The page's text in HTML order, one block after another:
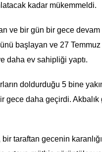
kadar mükemmeldi.
ve bir gün bir gece devam
başlayan ve 27
daha ev sahipliği yaptı.
doldurduğu 5 bine
gece daha geçirdi. Akbalık
taraftan gecenin